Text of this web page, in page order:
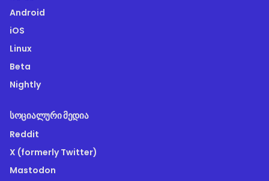
Android
iOS
Linux
Beta
Nightly
ᲡᲝᲪᲘᲐᲚᲣᲠᲘ ᲛᲔᲓᲘᲐ
Reddit
X (formerly Twitter)
Mastodon